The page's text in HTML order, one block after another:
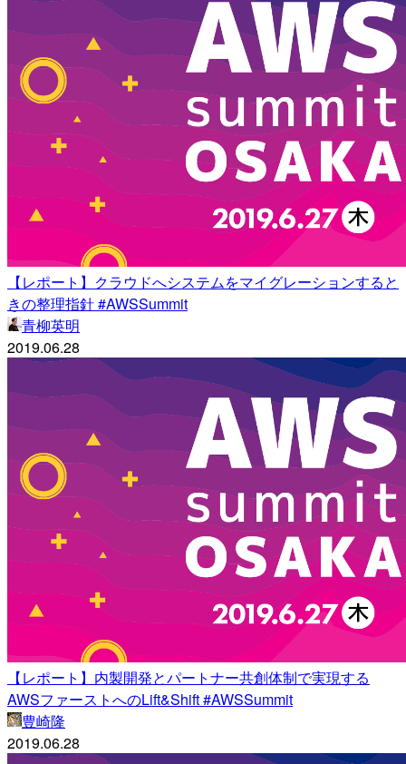
【レポート】クラウドへシステムをマイグレーションすると
きの整理指針 #AWSSummit
青柳英明
2019.06.28
【レポート】内製開発とパートナー共創体制で実現する
AWSファーストへのLift&Shift #AWSSummit
豊崎隆
2019.06.28